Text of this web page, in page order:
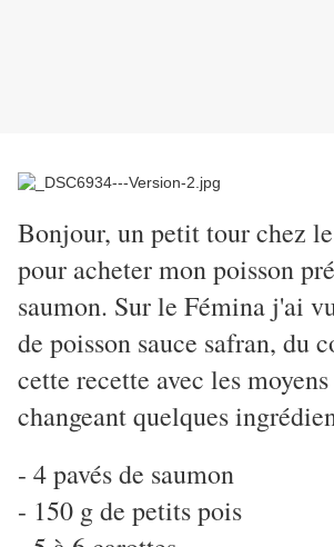
Bonjour, un petit tour chez
pour acheter mon poisson
saumon. Sur le Fémina j'ai
de poisson sauce safran, du
cette recette avec les
changeant quelques
- 4 pavés de saumon
- 150 g de petits pois